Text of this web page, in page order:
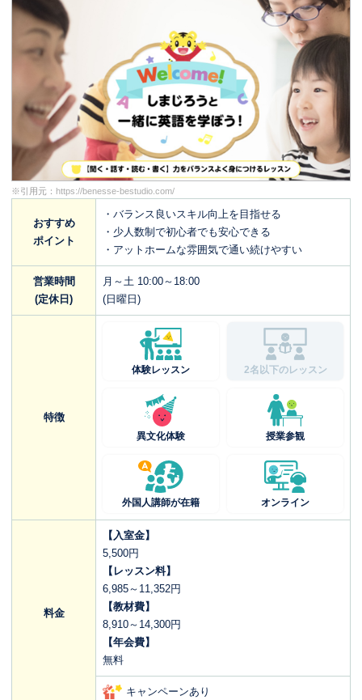
※引用元： https://benesse-bestudio.com/
おすすめ
ポイント
・バランス良いスキル向上を目指せる
・少人数制で初心者でも安心できる
・アットホームな雰囲気で通い続けやすい
営業時間
(定休日)
月～土 10:00～18:00
(日曜日)
特徴
体験レッスン 2名以下のレッスン
異文化体験 授業参観
外国人講師が在籍 オンライン
料金
【入室金】
5,500円
【レッスン料】
6,985～11,352円
【教材費】
8,910～14,300円
【年会費】
無料
キャンペーンあり